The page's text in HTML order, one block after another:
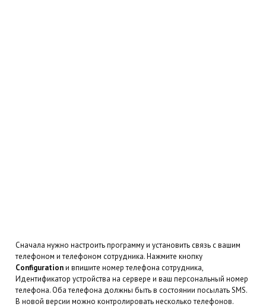
Сначала нужно настроить программу и установить связь с вашим
телефоном и телефоном сотрудника. Нажмите кнопку
Configurationи впишите номер телефона сотрудника,
Идентификатор устройства на сервере и ваш персональный номер
телефона. Оба телефона должны быть в состоянии посылать SMS.
В новой версии можно контролировать несколько телефонов.